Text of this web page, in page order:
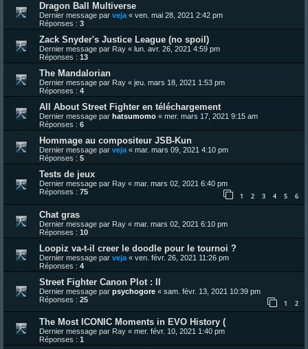
Dragon Ball Multiverse
Dernier message par veja « ven. mai 28, 2021 2:42 pm
Réponses : 3
Zack Snyder's Justice League (no spoil)
Dernier message par Ray « lun. avr. 26, 2021 4:59 pm
Réponses : 13
The Mandalorian
Dernier message par Ray « jeu. mars 18, 2021 1:53 pm
Réponses : 4
All About Street Fighter en téléchargement
Dernier message par hatsumomo « mer. mars 17, 2021 9:15 am
Réponses : 6
Hommage au compositeur JSB-Kun
Dernier message par veja « mar. mars 09, 2021 4:10 pm
Réponses : 5
Tests de jeux
Dernier message par Ray « mar. mars 02, 2021 6:40 pm
Réponses : 75 1 2 3 4 5 6
Chat gras
Dernier message par Ray « mar. mars 02, 2021 6:10 pm
Réponses : 10
Loopiz va-t-il creer le doodle pour le tournoi ?
Dernier message par veja « ven. févr. 26, 2021 11:26 pm
Réponses : 4
Street Fighter Canon Plot : II
Dernier message par psychogore « sam. févr. 13, 2021 10:39 pm
Réponses : 25 1 2
The Most ICONIC Moments in EVO History (
Dernier message par Ray « mer. févr. 10, 2021 1:40 pm
Réponses : 1